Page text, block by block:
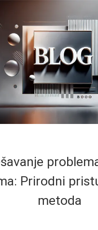
Prirodni
metoda